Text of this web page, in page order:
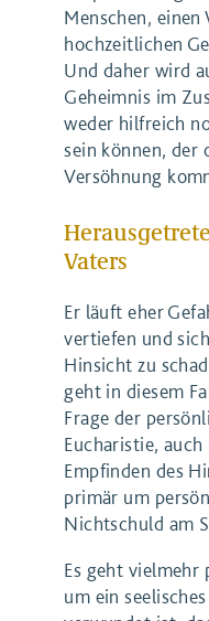
Menschen,
hochzeitlichen
Und daher wird
Geheimnis im
weder hilfreich
sein können, der
Versöhnung
Vaters
Er läuft eher
vertiefen und
Hinsicht zu
geht in diesem
Frage der
Eucharistie,
Empfinden des
primär um
Nichtschuld am
Es geht vielmehr
um ein